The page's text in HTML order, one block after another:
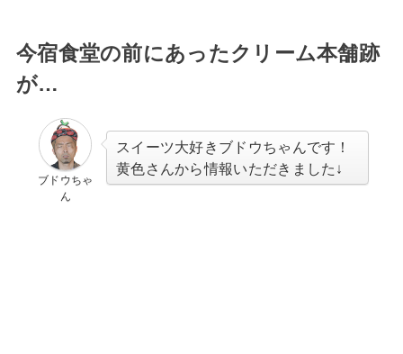
今宿食堂の前にあったクリーム本舗跡
が…
ブドウちゃ
ん
スイーツ大好きブドウちゃんです！
黄色さんから情報いただきました↓